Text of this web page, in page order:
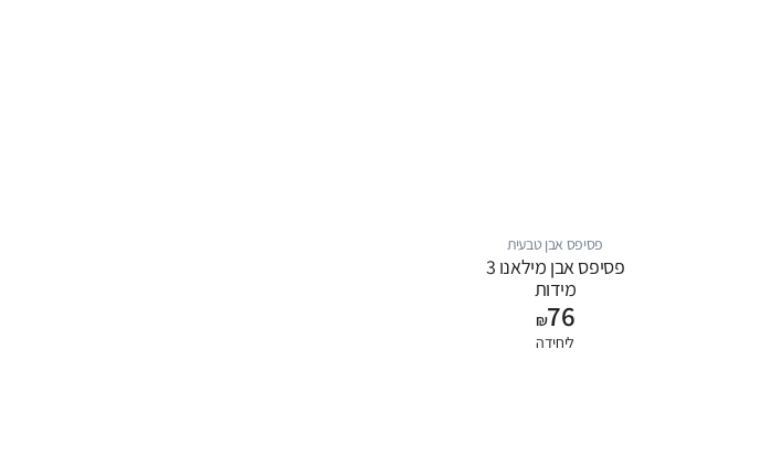
פסיפס אבן טבעית
פסיפס אבן מילאנו 3
מידות
₪76
ליחידה